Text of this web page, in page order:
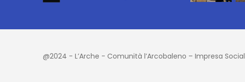
@2024 - L’Arche - Comunità l’Arcobaleno – Impresa